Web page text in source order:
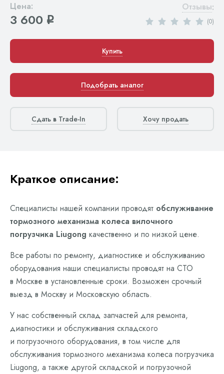
Цена:
3 600 q
Отзывы:
(0)
Купить
Подобрать аналог
Сдать в Trade-In Хочу продать
Краткое описание:
Специалисты нашей компании проводят обслуживание
тормозного механизма колеса вилочного
погрузчика Liugong качественно и по низкой цене.
Все работы по ремонту, диагностике и обслуживанию
оборудования наши специалисты проводят на СТО
в Москве в установленные сроки. Возможен срочный
выезд в Москву и Московскую область.
У нас собственный склад запчастей для ремонта,
диагностики и обслуживания складского
и погрузочного оборудования, в том числе для
обслуживания тормозного механизма колеса погрузчика
Liugong, а также другой складской и погрузочной